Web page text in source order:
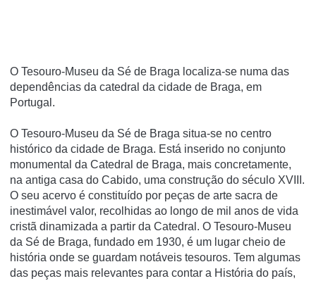
O Tesouro-Museu da Sé de Braga localiza-se numa das
dependências da catedral da cidade de Braga, em
Portugal.
O Tesouro-Museu da Sé de Braga situa-se no centro
histórico da cidade de Braga. Está inserido no conjunto
monumental da Catedral de Braga, mais concretamente,
na antiga casa do Cabido, uma construção do século XVIII.
O seu acervo é constituído por peças de arte sacra de
inestimável valor, recolhidas ao longo de mil anos de vida
cristã dinamizada a partir da Catedral. O Tesouro-Museu
da Sé de Braga, fundado em 1930, é um lugar cheio de
história onde se guardam notáveis tesouros. Tem algumas
das peças mais relevantes para contar a História do país,